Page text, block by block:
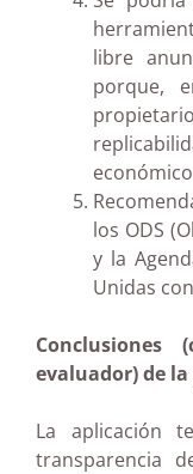
libre
porque,
los ODS
y la
Unidas
Conclusiones
evaluador) de
La aplicación
transparencia